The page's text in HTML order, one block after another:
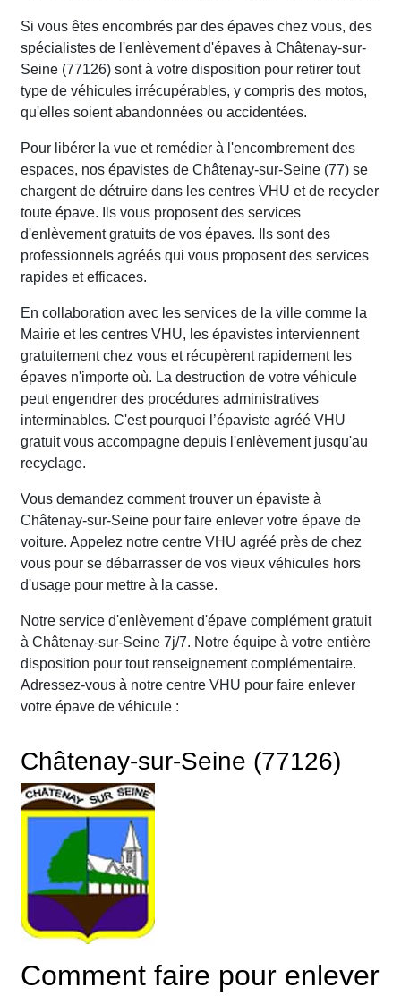
Si vous êtes encombrés par des épaves chez vous, des
spécialistes de l'enlèvement d'épaves à Châtenay-sur-
Seine (77126) sont à votre disposition pour retirer tout
type de véhicules irrécupérables, y compris des motos,
qu'elles soient abandonnées ou accidentées.
Pour libérer la vue et remédier à l'encombrement des
espaces, nos épavistes de Châtenay-sur-Seine (77) se
chargent de détruire dans les centres VHU et de recycler
toute épave. Ils vous proposent des services
d'enlèvement gratuits de vos épaves. Ils sont des
professionnels agréés qui vous proposent des services
rapides et efficaces.
En collaboration avec les services de la ville comme la
Mairie et les centres VHU, les épavistes interviennent
gratuitement chez vous et récupèrent rapidement les
épaves n'importe où. La destruction de votre véhicule
peut engendrer des procédures administratives
interminables. C'est pourquoi l’épaviste agréé VHU
gratuit vous accompagne depuis l'enlèvement jusqu'au
recyclage.
Vous demandez comment trouver un épaviste à
Châtenay-sur-Seine pour faire enlever votre épave de
voiture. Appelez notre centre VHU agréé près de chez
vous pour se débarrasser de vos vieux véhicules hors
d'usage pour mettre à la casse.
Notre service d'enlèvement d'épave complément gratuit
à Châtenay-sur-Seine 7j/7. Notre équipe à votre entière
disposition pour tout renseignement complémentaire.
Adressez-vous à notre centre VHU pour faire enlever
votre épave de véhicule :
Châtenay-sur-Seine (77126)
Comment faire pour enlever